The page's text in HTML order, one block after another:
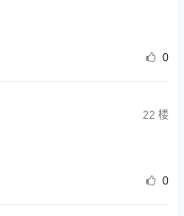
0
22 楼
0